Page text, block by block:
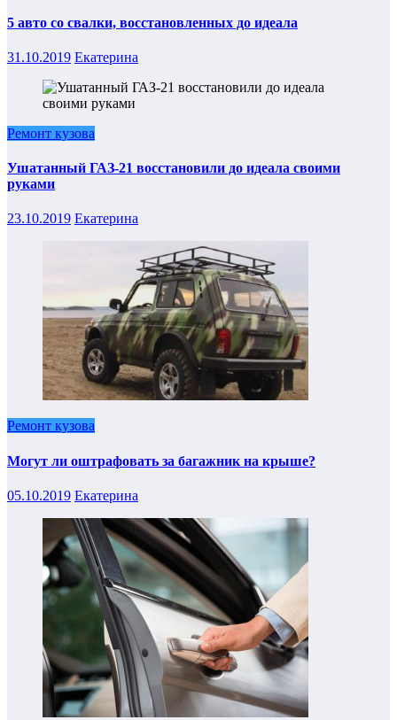
5 авто со свалки, восстановленных до идеала
31.10.2019 Екатерина
Ремонт кузова
Ушатанный ГАЗ-21 восстановили до идеала своими
руками
23.10.2019 Екатерина
Ремонт кузова
Могут ли оштрафовать за багажник на крыше?
05.10.2019 Екатерина